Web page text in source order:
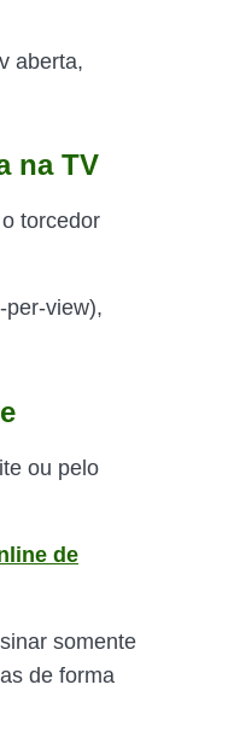
aberta,
na TV
torcedor
per-view),
ou pelo
de
somente
de forma